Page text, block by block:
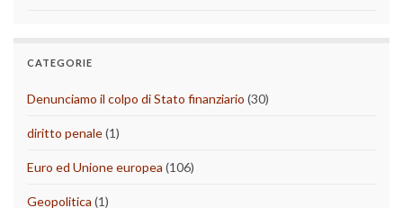
CATEGORIE
Denunciamo il colpo di Stato finanziario (30)
diritto penale(1)
Euro ed Unione europea (106)
Geopolitica (1)